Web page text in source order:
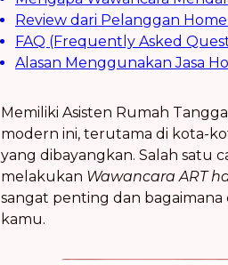
Review dari Pelanggan Home
FAQ (Frequently Asked
Alasan Menggunakan Jasa
Memiliki Asisten Rumah
modern ini, terutama di kota-
yang dibayangkan. Salah satu
melakukan Wawancara ART
sangat penting dan bagaimana
kamu.